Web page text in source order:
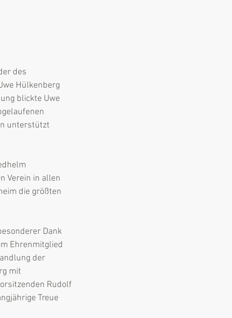
des
Hülkenberg
blickte Uwe
unterstützt
Verein in allen
die größten
Dank
Ehrenmitglied
der
mit
Rudolf
Treue